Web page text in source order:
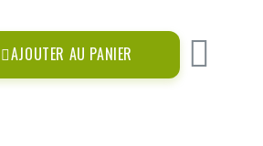
AJOUTER AU PANIER